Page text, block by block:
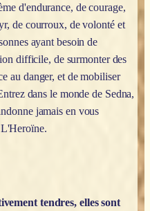
d'endurance, de courage,
de courroux, de volonté et
ayant besoin de
difficile, de surmonter des
au danger, et de mobiliser
dans le monde de Sedna,
jamais en vous
tendres, elles sont